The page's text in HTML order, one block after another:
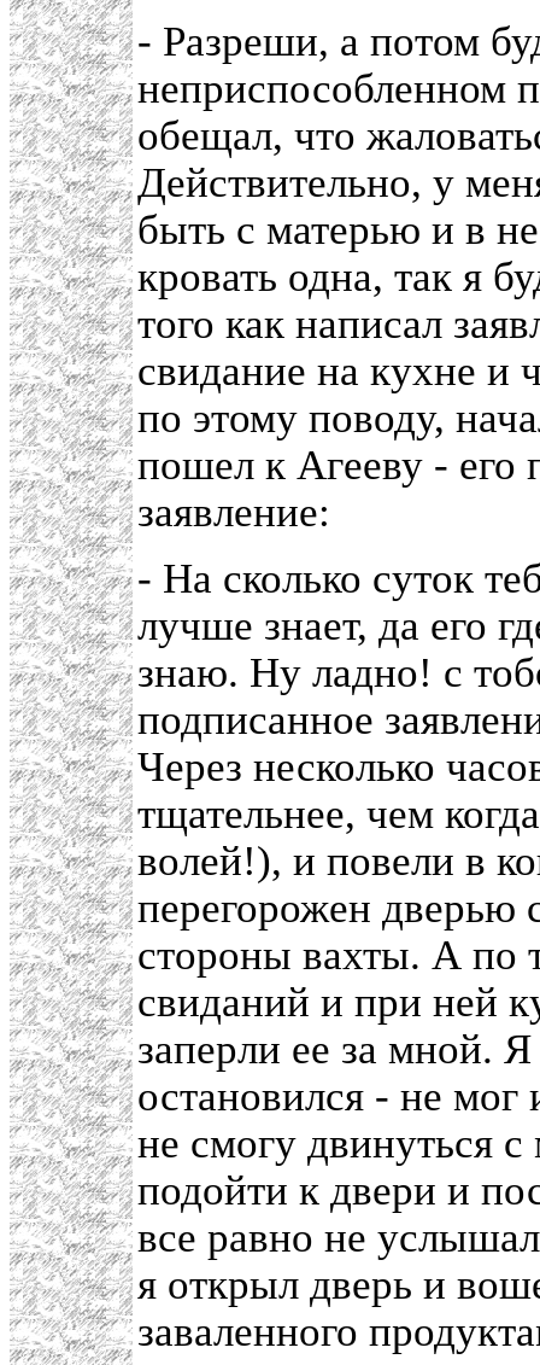
- Разреши, а потом
неприспособленном
обещал, что
Действительно, у
быть с матерью и в
кровать одна, так я
того как написал
свидание на кухне и
по этому поводу,
пошел к Агееву -
заявление:
- На сколько суток
лучше знает, да его
знаю. Ну ладно! с
подписанное
Через несколько
тщательнее, чем
волей!), и повели в
перегорожен дверью
стороны вахты. А по
свиданий и при ней
заперли ее за мной.
остановился - не мог
не смогу двинуться с
подойти к двери и
все равно не
я открыл дверь и
заваленного